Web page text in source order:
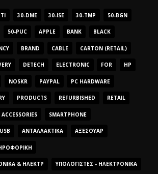
30-DME 30-ISE 30-TMP 50-BGN
50-PUC APPLE BANK BLACK
BRAND CABLE CARTON (RETAIL)
DETECH ELECTRONIC FOR HP
NOSKR PAYPAL PC HARDWARE
PRODUCTS REFURBISHED RETAIL
SMARTPHONE
USB ΑΝΤΑΛΛΑΚΤΙΚΆ ΑΞΕΣΟΥΆΡ
& ΗΛΕΚΤΡ ΥΠΟΛΟΓΙΣΤΈΣ - ΗΛΕΚΤΡΟΝΙΚΆ